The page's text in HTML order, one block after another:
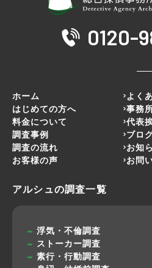
0120-
ホーム
はじめての方へ
料金について
調査事例
調査の流れ
お客様の声
よく
事務
代表
ブロ
お知
お問
アルシュの調査一覧
浮気・不倫調査
ストーカー調査
素行・行動調査